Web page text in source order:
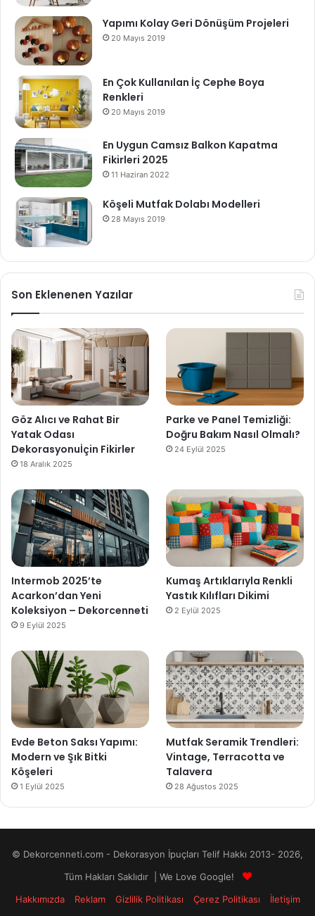
Yapımı Kolay Geri Dönüşüm Projeleri
20 Mayıs 2019
En Çok Kullanılan İç Cephe Boya
Renkleri
20 Mayıs 2019
En Uygun Camsız Balkon Kapatma
Fikirleri 2025
11 Haziran 2022
Köşeli Mutfak Dolabı Modelleri
28 Mayıs 2019
Son Eklenenen Yazılar
Göz Alıcı ve Rahat Bir
Yatak Odası
Dekorasyonuİçin Fikirler
18 Aralık 2025
Parke ve Panel Temizliği:
Doğru Bakım Nasıl Olmalı?
24 Eylül 2025
Intermob 2025’te
Acarkon’dan Yeni
Koleksiyon – Dekorcenneti
9 Eylül 2025
Kumaş Artıklarıyla Renkli
Yastık Kılıfları Dikimi
2 Eylül 2025
Evde Beton Saksı Yapımı:
Modern ve Şık Bitki
Köşeleri
1 Eylül 2025
Mutfak Seramik Trendleri:
Vintage, Terracotta ve
Talavera
28 Ağustos 2025
© Dekorcenneti.com - Dekorasyon İpuçları Telif Hakkı 2013- 2026,
Tüm Hakları Saklıdır | We Love Google!
Hakkımızda
Reklam Gizlilik Politikası Çerez Politikası İletişim